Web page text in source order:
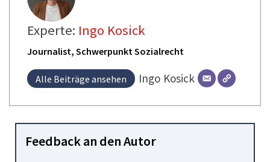
Experte: Ingo Kosick
Journalist, Schwerpunkt Sozialrecht
Alle Beiträge ansehen Ingo Kosick
Feedback an den Autor